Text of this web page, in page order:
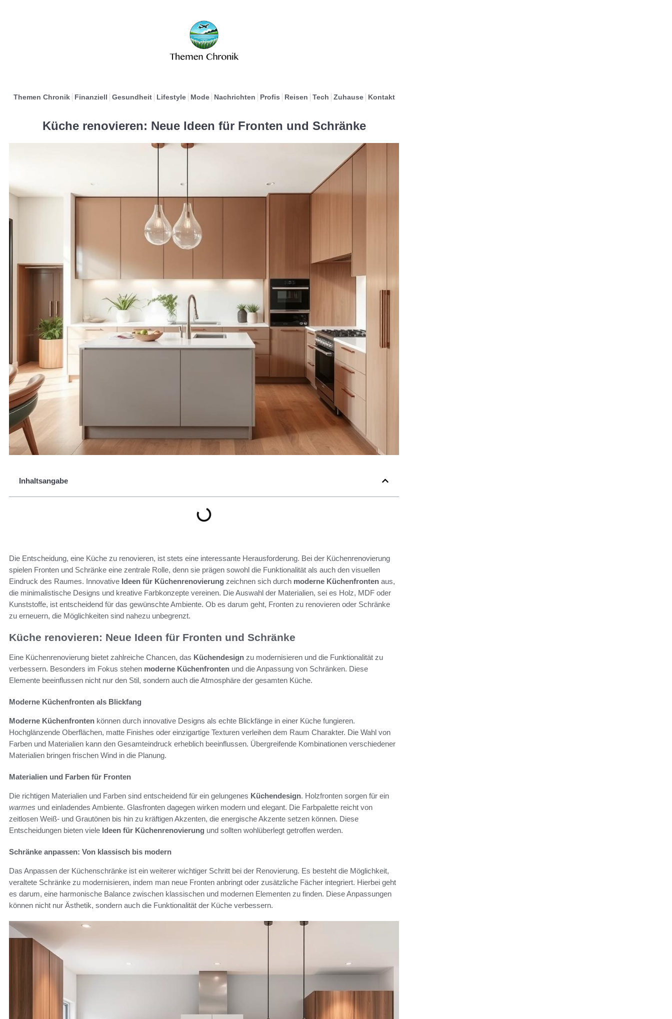
Themen Chronik Finanziell Gesundheit Lifestyle Mode Nachrichten Profis Reisen Tech Zuhause Kontakt
Küche renovieren: Neue Ideen für Fronten und Schränke
Inhaltsangabe
Die Entscheidung, eine Küche zu renovieren, ist stets eine interessante Herausforderung. Bei der Küchenrenovierung
spielen Fronten und Schränke eine zentrale Rolle, denn sie prägen sowohl die Funktionalität als auch den visuellen
Eindruck des Raumes. Innovative Ideen für Küchenrenovierung zeichnen sich durch moderne Küchenfronten aus,
die minimalistische Designs und kreative Farbkonzepte vereinen. Die Auswahl der Materialien, sei es Holz, MDF oder
Kunststoffe, ist entscheidend für das gewünschte Ambiente. Ob es darum geht, Fronten zu renovieren oder Schränke
zu erneuern, die Möglichkeiten sind nahezu unbegrenzt.
Küche renovieren: Neue Ideen für Fronten und Schränke
Eine Küchenrenovierung bietet zahlreiche Chancen, das Küchendesign zu modernisieren und die Funktionalität zu
verbessern. Besonders im Fokus stehen moderne Küchenfronten und die Anpassung von Schränken. Diese
Elemente beeinflussen nicht nur den Stil, sondern auch die Atmosphäre der gesamten Küche.
Moderne Küchenfronten als Blickfang
Moderne Küchenfronten können durch innovative Designs als echte Blickfänge in einer Küche fungieren.
Hochglänzende Oberflächen, matte Finishes oder einzigartige Texturen verleihen dem Raum Charakter. Die Wahl von
Farben und Materialien kann den Gesamteindruck erheblich beeinflussen. Übergreifende Kombinationen verschiedener
Materialien bringen frischen Wind in die Planung.
Materialien und Farben für Fronten
Die richtigen Materialien und Farben sind entscheidend für ein gelungenes Küchendesign. Holzfronten sorgen für ein
warmes und einladendes Ambiente. Glasfronten dagegen wirken modern und elegant. Die Farbpalette reicht von
zeitlosen Weiß- und Grautönen bis hin zu kräftigen Akzenten, die energische Akzente setzen können. Diese
Entscheidungen bieten viele Ideen für Küchenrenovierung und sollten wohlüberlegt getroffen werden.
Schränke anpassen: Von klassisch bis modern
Das Anpassen der Küchenschränke ist ein weiterer wichtiger Schritt bei der Renovierung. Es besteht die Möglichkeit,
veraltete Schränke zu modernisieren, indem man neue Fronten anbringt oder zusätzliche Fächer integriert. Hierbei geht
es darum, eine harmonische Balance zwischen klassischen und modernen Elementen zu finden. Diese Anpassungen
können nicht nur Ästhetik, sondern auch die Funktionalität der Küche verbessern.